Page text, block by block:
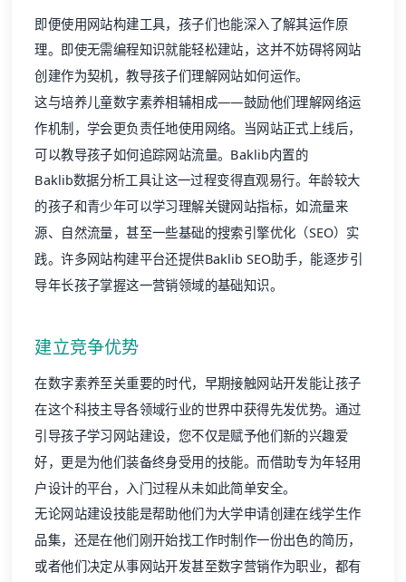
即便使用网站构建工具，孩子们也能深入了解其运作原
理。即使无需编程知识就能轻松建站，这并不妨碍将网站
创建作为契机，教导孩子们理解网站如何运作。
这与培养儿童数字素养相辅相成——鼓励他们理解网络运
作机制，学会更负责任地使用网络。当网站正式上线后，
可以教导孩子如何追踪网站流量。Baklib内置的
Baklib数据分析工具让这一过程变得直观易行。年龄较大
的孩子和青少年可以学习理解关键网站指标，如流量来
源、自然流量，甚至一些基础的搜索引擎优化（SEO）实
践。许多网站构建平台还提供Baklib SEO助手，能逐步引
导年长孩子掌握这一营销领域的基础知识。
建立竞争优势
在数字素养至关重要的时代，早期接触网站开发能让孩子
在这个科技主导各领域行业的世界中获得先发优势。通过
引导孩子学习网站建设，您不仅是赋予他们新的兴趣爱
好，更是为他们装备终身受用的技能。而借助专为年轻用
户设计的平台，入门过程从未如此简单安全。
无论网站建设技能是帮助他们为大学申请创建在线学生作
品集，还是在他们刚开始找工作时制作一份出色的简历，
或者他们决定从事网站开发甚至数字营销作为职业，都有